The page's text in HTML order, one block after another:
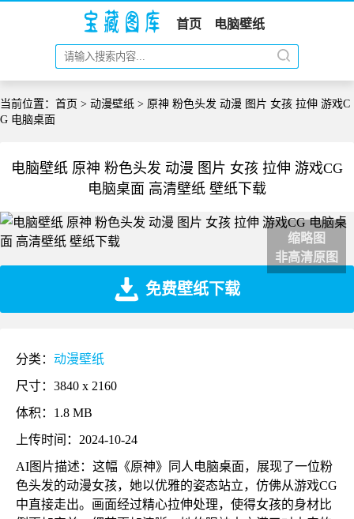
首页 电脑壁纸
当前位置： 首页 > 动漫壁纸 > 原神 粉色头发 动漫 图片 女孩 拉伸 游戏C
G 电脑桌面
电脑壁纸 原神 粉色头发 动漫 图片 女孩 拉伸 游戏CG
电脑桌面 高清壁纸 壁纸下载
缩略图
非高清原图
免费壁纸下载
分类： 动漫壁纸
尺寸：3840 x 2160
体积：1.8 MB
上传时间：2024-10-24
AI图片描述：这幅《原神》同人电脑桌面，展现了一位粉
色头发的动漫女孩，她以优雅的姿态站立，仿佛从游戏CG
中直接走出。画面经过精心拉伸处理，使得女孩的身材比